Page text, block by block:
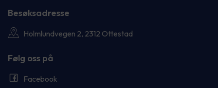
Besøksadresse
Holmlundvegen 2, 2312 Ottestad
Følg oss på
Facebook